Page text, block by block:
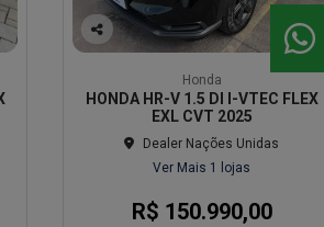
Co
arti
lhe
Honda
HONDA HR-V 1.5 DI I-VTEC FLEX
EXL CVT 2025
Dealer Nações Unidas
Ver Mais 1 lojas
R$ 150.990,00